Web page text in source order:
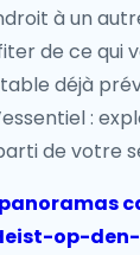
à un
de ce qui
déjà
:
de votre
op-